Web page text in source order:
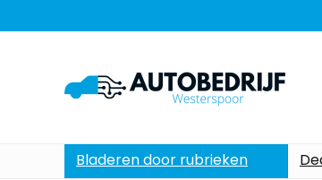
Bladeren door rubrieken